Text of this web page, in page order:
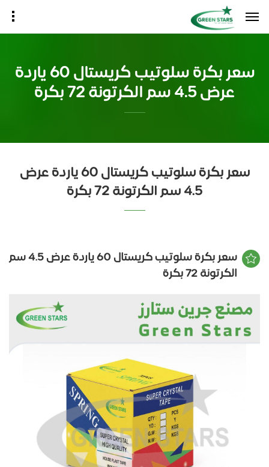
سعر بكرة سلوتيب كريستال 60 ياردة
عرض 4.5 سم الكرتونة 72 بكرة
سعر بكرة سلوتيب كريستال 60 ياردة عرض
4.5 سم الكرتونة 72 بكرة
سعر بكرة سلوتيب كريستال 60 ياردة عرض 4.5 سم
الكرتونة 72 بكرة